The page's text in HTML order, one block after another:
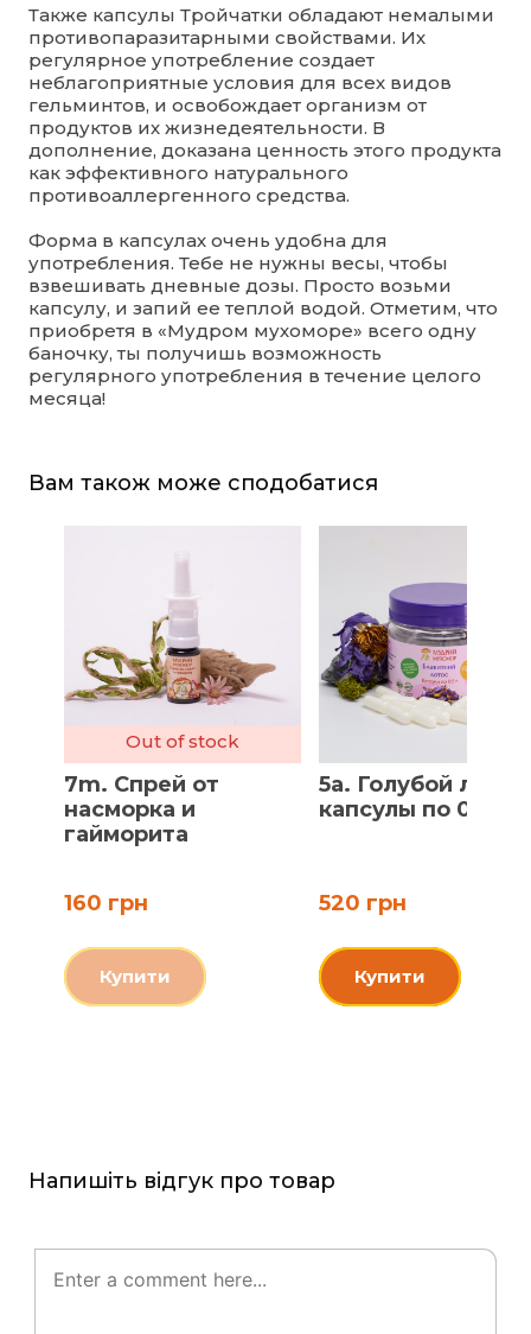
Также капсулы Тройчатки обладают немалыми
противопаразитарными свойствами. Их
регулярное употребление создает
неблагоприятные условия для всех видов
гельминтов, и освобождает организм от
продуктов их жизнедеятельности. В
дополнение, доказана ценность этого продукта
как эффективного натурального
противоаллергенного средства.
Форма в капсулах очень удобна для
употребления. Тебе не нужны весы, чтобы
взвешивать дневные дозы. Просто возьми
капсулу, и запий ее теплой водой. Отметим, что
приобретя в «Мудром мухоморе» всего одну
баночку, ты получишь возможность
регулярного употребления в течение целого
месяца!
Вам також може сподобатися
Out of stock
7m. Спрей от
насморка и
гайморита
160 грн
Купити
5a. Голубой
капсулы по 0.5 г
520 грн
Купити
Напишіть відгук про товар